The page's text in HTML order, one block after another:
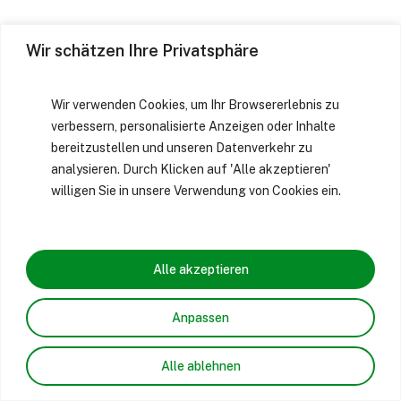
Wir schätzen Ihre Privatsphäre
Wir verwenden Cookies, um Ihr Browsererlebnis zu
verbessern, personalisierte Anzeigen oder Inhalte
bereitzustellen und unseren Datenverkehr zu
analysieren. Durch Klicken auf 'Alle akzeptieren'
willigen Sie in unsere Verwendung von Cookies ein.
Anpassen
Alle ablehnen
Alle akzeptieren